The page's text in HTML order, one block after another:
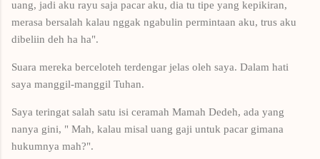
uang, jadi aku rayu saja pacar aku, dia tu tipe yang kepikiran,
merasa bersalah kalau nggak ngabulin permintaan aku, trus aku
dibeliin deh ha ha".
Suara mereka berceloteh terdengar jelas oleh saya. Dalam hati
saya manggil-manggil Tuhan.
Saya teringat salah satu isi ceramah Mamah Dedeh, ada yang
nanya gini, " Mah, kalau misal uang gaji untuk pacar gimana
hukumnya mah?".